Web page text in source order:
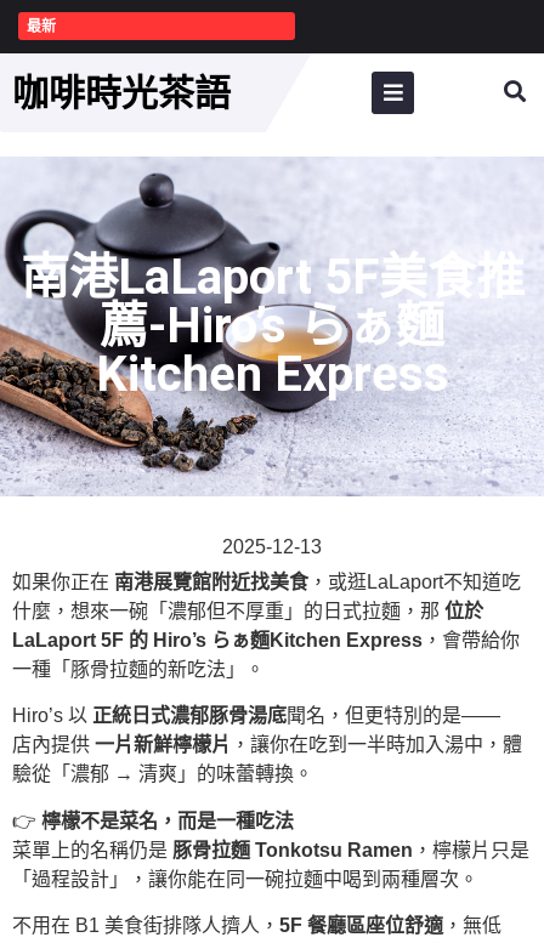
最新
咖啡時光茶語
南港LaLaport 5F美食推
薦-Hiro’s らぁ麵
Kitchen Express
2025-12-13
如果你正在 南港展覽館附近找美食，或逛LaLaport不知道吃
什麼，想來一碗「濃郁但不厚重」的日式拉麵，那 位於
LaLaport 5F 的 Hiro’s らぁ麵Kitchen Express ，會帶給你
一種「豚骨拉麵的新吃法」。
Hiro’s 以 正統日式濃郁豚骨湯底聞名，但更特別的是——
店內提供 一片新鮮檸檬片 ，讓你在吃到一半時加入湯中，體
驗從「濃郁 → 清爽」的味蕾轉換。
👉 檸檬不是菜名，而是一種吃法
菜單上的名稱仍是 豚骨拉麵 Tonkotsu Ramen ，檸檬片只是
「過程設計」，讓你能在同一碗拉麵中喝到兩種層次。
不用在 B1 美食街排隊人擠人， 5F 餐廳區座位舒適 ，無低